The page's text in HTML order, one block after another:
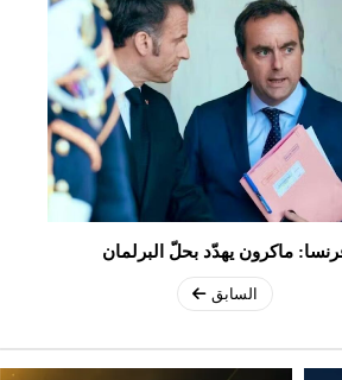
ماكرون يهدّد بحلّ البرلمان
السابق